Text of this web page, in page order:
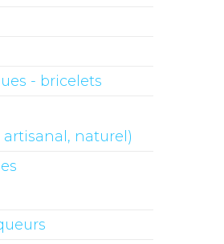
- bricelets
artisanal, naturel)